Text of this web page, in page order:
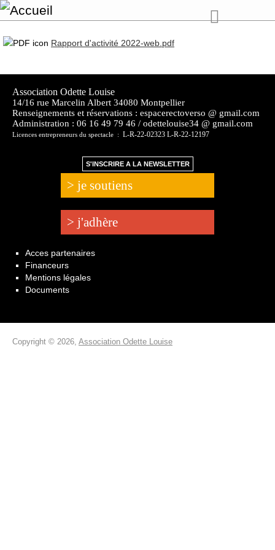
Rapport d'activité 2022-web.pdf
Association Odette Louise
14/16 rue Marcelin Albert 34080 Montpellier
Renseignements et réservations : espacerectoverso @ gmail.com
Administration : 06 16 49 79 46 / odettelouise34 @ gmail.com
Licences entrepreneurs du spectacle : L-R-22-02323 L-R-22-12197
S'INSCRIRE A LA NEWSLETTER
> je soutiens
> j'adhère
Acces partenaires
Financeurs
Mentions légales
Documents
Copyright © 2026, Association Odette Louise